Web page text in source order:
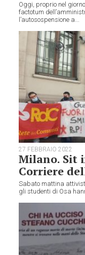
Oggi, proprio nel
factotum
l’autosospensione a...
27 FEBBRAIO 2022
Milano. Sit
Corriere
Sabato mattina
gli studenti di Osa